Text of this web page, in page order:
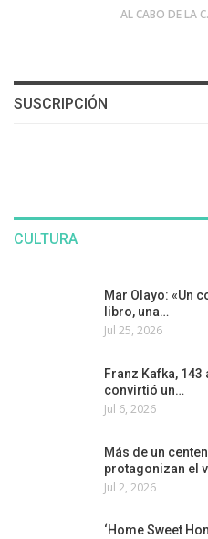
AL
SUSCRIPCIÓN
CULTURA
Mar Olayo: «Un
libro, una…
Jul 25, 2026
Franz Kafka,
convirtió un…
Jul 6, 2026
Más de un
protagonizan el
Jul 2, 2026
‘Home Sweet